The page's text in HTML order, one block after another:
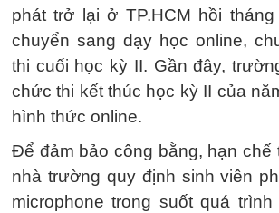
phát trở lại ở TP.HCM hồi
chuyển sang dạy học online,
thi cuối học kỳ II. Gần đây,
chức thi kết thúc học kỳ II của
hình thức online.
Để đảm bảo công bằng, hạn chế
nhà trường quy định sinh viên
microphone trong suốt quá